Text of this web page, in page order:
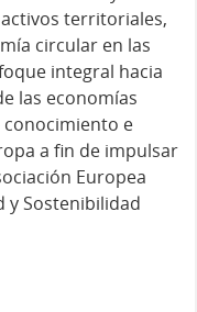
territoriales,
circular en las
integral hacia
las economías
e
a fin de impulsar
Europea
y Sostenibilidad